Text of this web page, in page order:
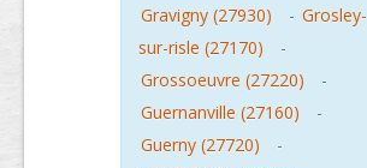
Gravigny (27930)
- Grosley-
sur-risle (27170)
-
Grossoeuvre (27220)
-
Guernanville (27160)
-
Guerny (27720)
-